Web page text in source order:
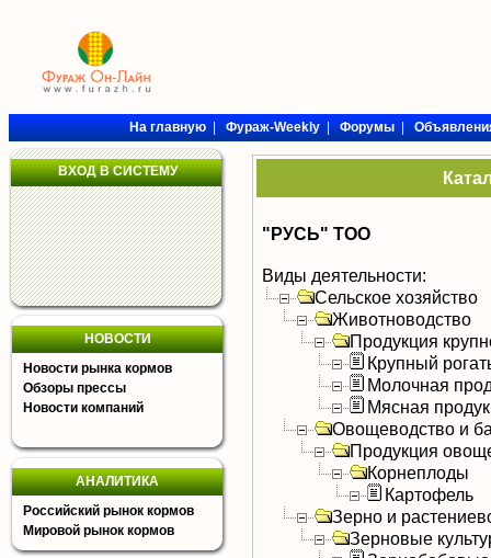
На главную|Фураж-Weekly|Форумы|
ВХОД В СИСТЕМУ
НОВОСТИ
Новости рынка кормов
Обзоры прессы
Новости компаний
АНАЛИТИКА
Российский рынок кормов
Мировой рынок кормов
"РУСЬ" ТОО
Виды деятельности:
Сельское хозяйство
Животноводство
Продукция
Крупный
Молочная
Мясная
Овощеводство и
Продукция
Корнеплоды
Картофель
Зерно и
Зерновые